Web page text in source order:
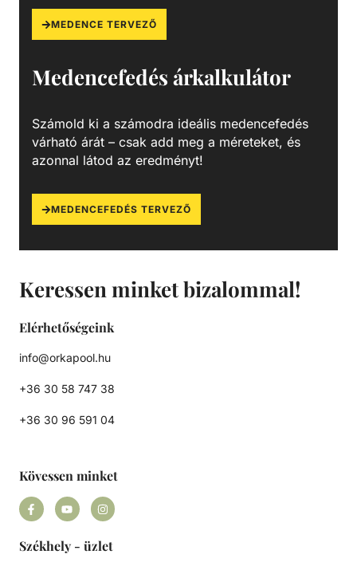
Keressen minket bizalommal!
Elérhetőségeink
info@orkapool.hu
+36 30 58 747 38
+36 30 96 591 04
Kövessen minket
Székhely - üzlet
MEDENCE TERVEZŐ
Medencefedés árkalkulátor
Számold ki a számodra ideális medencefedés
várható árát – csak add meg a méreteket, és
azonnal látod az eredményt!
MEDENCEFEDÉS TERVEZŐ